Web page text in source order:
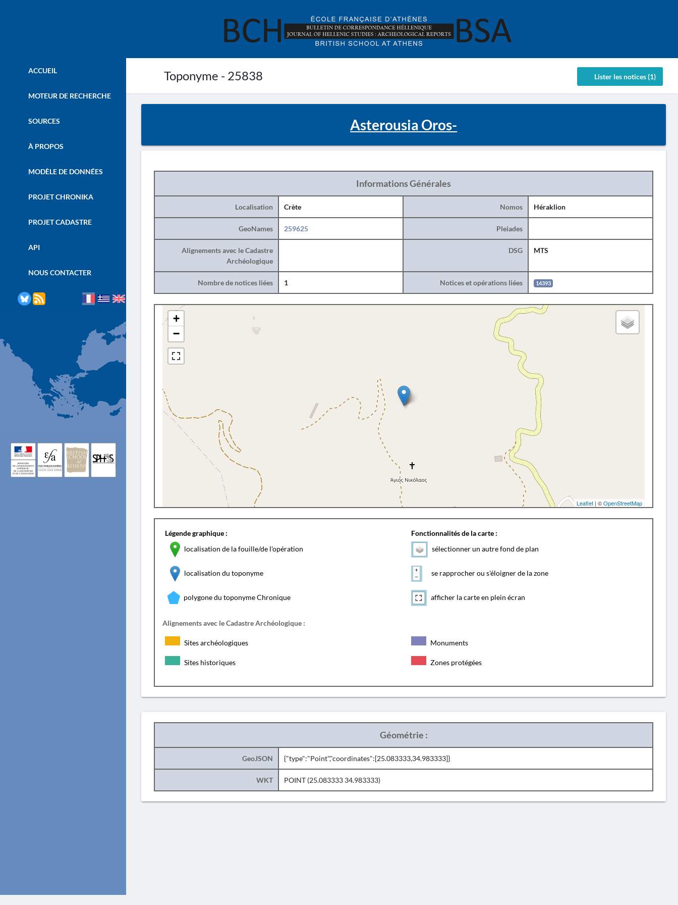
Toponyme - 25838 Lister les notices (1)
ACCUEIL
MOTEUR DE RECHERCHE
SOURCES
À PROPOS
MODÈLE DE DONNÉES
PROJET CHRONIKA
PROJET CADASTRE
API
NOUS CONTACTER
Asterousia Oros-
Informations Générales
Localisation Crète Nomos Héraklion
GeoNames 259625 Pleiades
Alignements avec le Cadastre
Archéologique
DSG MTS
Nombre de notices liées 1 Notices et opérations liées 14393
+
−
Leaflet | ©OpenStreetMap
Légende graphique :
localisation de la fouille/de l'opération
localisation du toponyme
polygone du toponyme Chronique
Fonctionnalités de la carte :
sélectionner un autre fond de plan
se rapprocher ou s'éloigner de la zone
afficher la carte en plein écran
Alignements avec le Cadastre Archéologique :
Sites archéologiques Monuments
Sites historiques Zones protégées
Géométrie :
GeoJSON {"type":"Point","coordinates":[25.083333,34.983333]}
WKT POINT (25.083333 34.983333)